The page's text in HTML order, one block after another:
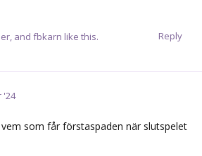
Reply
, and fbkarn like this.
'24
som får förstaspaden när slutspelet